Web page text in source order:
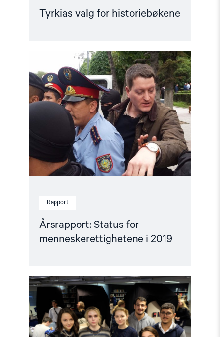
Tyrkias valg for historiebøkene
Rapport
Årsrapport: Status for
menneskerettighetene i 2019
Read
article
"Årsrapport:
Status
for
menneskerettighetene
i
2019"
Read
article
"Vil
lære
av
den
norske